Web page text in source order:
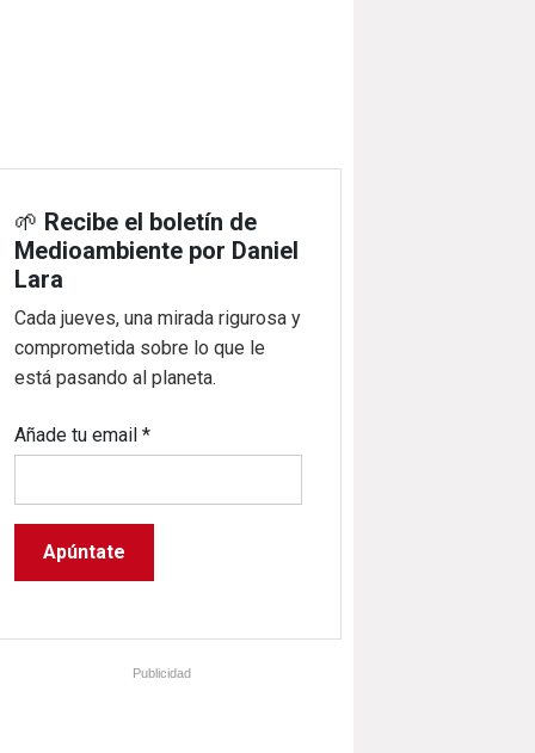
🌱 Recibe el boletín de
Medioambiente por Daniel
Lara
Cada jueves, una mirada rigurosa y
comprometida sobre lo que le
está pasando al planeta.
Añade tu email*
Publicidad